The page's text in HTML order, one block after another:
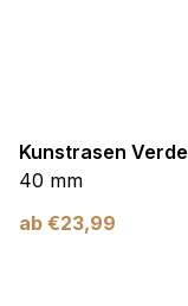
Kunstrasen Verde
40 mm
ab €23,99